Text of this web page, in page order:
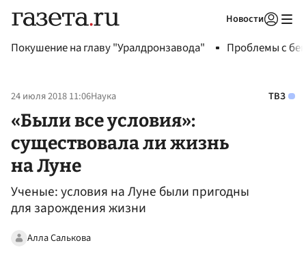
Новости
Покушение на главу "Уралдронзавода" Проблемы с
24 июля 2018 11:06Наука ТВЗ
«Были все условия»:
существовала ли жизнь
на Луне
Ученые: условия на Луне были пригодны
для зарождения жизни
Алла Салькова